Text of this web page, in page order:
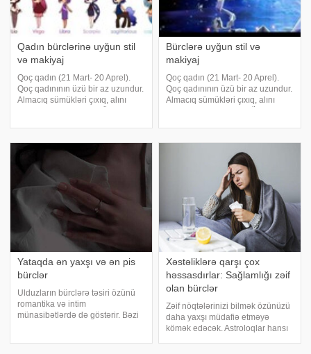
Qadın bürclərinə uyğun stil
və makiyaj
Qoç qadın (21 Mart- 20 Aprel).
Qoç qadınının üzü bir az uzundur.
Almacıq sümükləri çıxıq, alını
yumşaqdır. Duyğularını müəyyən
Bürclərə uyğun stil və
makiyaj
Qoç qadın (21 Mart- 20 Aprel).
Qoç qadınının üzü bir az uzundur.
Almacıq sümükləri çıxıq, alını
yumşaqdır. Duyğularını müəyyən
Yataqda ən yaxşı və ən pis
bürclər
Ulduzların bürclərə təsiri özünü
romantika və intim
münasibətlərdə də göstərir. Bəzi
Xəstəliklərə qarşı çox
həssasdırlar: Sağlamlığı zəif
olan bürclər
Zəif nöqtələrinizi bilmək özünüzü
daha yaxşı müdafiə etməyə
kömək edəcək. Astroloqlar hansı